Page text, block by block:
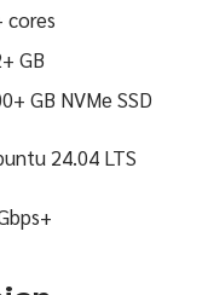
cores
GB
GB NVMe SSD
24.04 LTS